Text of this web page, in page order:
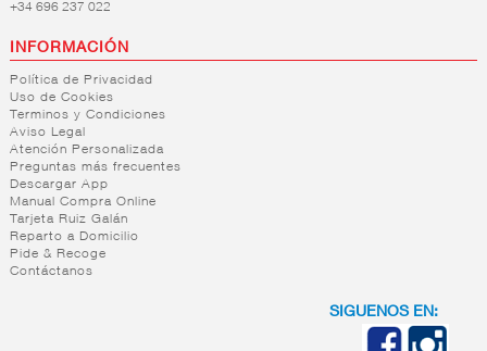
+34 696 237 022
INFORMACIÓN
Política de Privacidad
Uso de Cookies
Terminos y Condiciones
Aviso Legal
Atención Personalizada
Preguntas más frecuentes
Descargar App
Manual Compra Online
Tarjeta Ruiz Galán
Reparto a Domicilio
Pide & Recoge
Contáctanos
SIGUENOS EN: